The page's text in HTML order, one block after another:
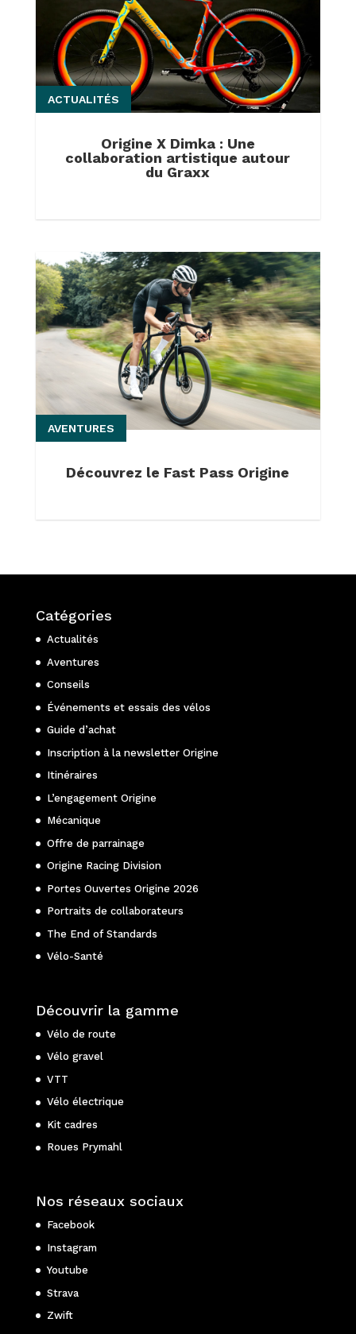
Origine X Dimka : Une
collaboration artistique autour
du Graxx
ACTUALITÉS
Découvrez le Fast Pass Origine
AVENTURES
Catégories
Actualités
Aventures
Conseils
Événements et essais des vélos
Guide d’achat
Inscription à la newsletter Origine
Itinéraires
L’engagement Origine
Mécanique
Offre de parrainage
Origine Racing Division
Portes Ouvertes Origine 2026
Portraits de collaborateurs
The End of Standards
Vélo-Santé
Découvrir la gamme
Vélo de route
Vélo gravel
VTT
Vélo électrique
Kit cadres
Roues Prymahl
Nos réseaux sociaux
Facebook
Instagram
Youtube
Strava
Zwift